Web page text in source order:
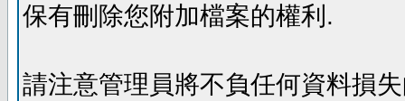
保有刪除您附加檔案的權利.
請注意管理員將不負任何資料損